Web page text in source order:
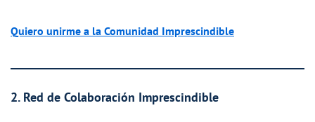
Quiero unirme a la Comunidad Imprescindible
2. Red de Colaboración Imprescindible